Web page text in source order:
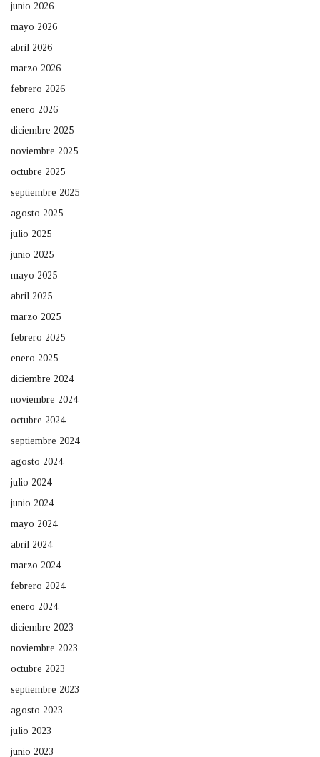
junio 2026
mayo 2026
abril 2026
marzo 2026
febrero 2026
enero 2026
diciembre 2025
noviembre 2025
octubre 2025
septiembre 2025
agosto 2025
julio 2025
junio 2025
mayo 2025
abril 2025
marzo 2025
febrero 2025
enero 2025
diciembre 2024
noviembre 2024
octubre 2024
septiembre 2024
agosto 2024
julio 2024
junio 2024
mayo 2024
abril 2024
marzo 2024
febrero 2024
enero 2024
diciembre 2023
noviembre 2023
octubre 2023
septiembre 2023
agosto 2023
julio 2023
junio 2023